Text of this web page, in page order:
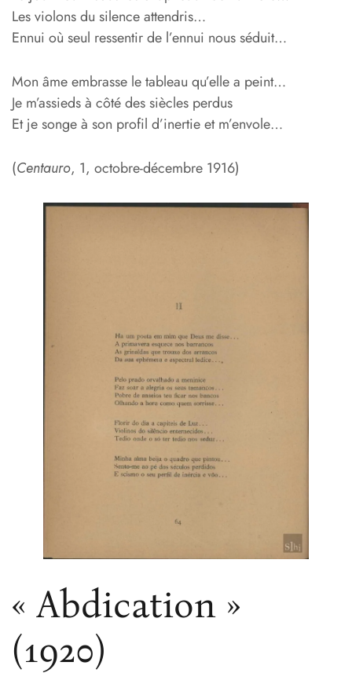
Les violons du silence attendris…
Ennui où seul ressentir de l’ennui nous séduit…
Mon âme embrasse le tableau qu’elle a peint…
Je m’assieds à côté des siècles perdus
Et je songe à son profil d’inertie et m’envole…
(Centauro, 1, octobre-décembre 1916)
« Abdication »
(1920)